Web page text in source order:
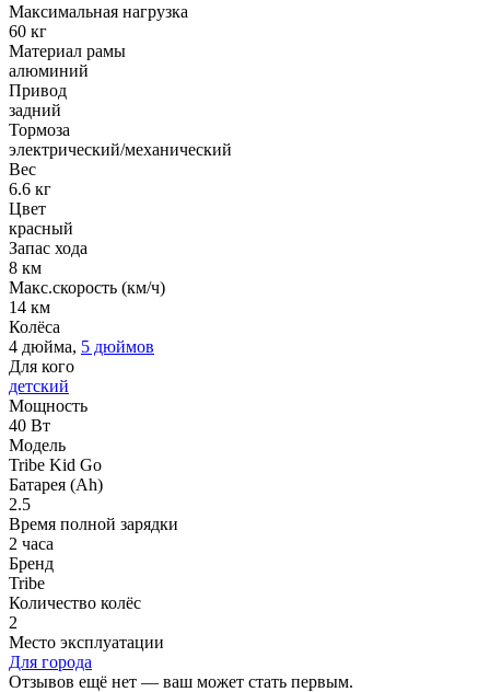
Максимальная нагрузка
60 кг
Материал рамы
алюминий
Привод
задний
Тормоза
электрический/механический
Вес
6.6 кг
Цвет
красный
Запас хода
8 км
Макс.скорость (км/ч)
14 км
Колёса
4 дюйма, 5 дюймов
Для кого
детский
Мощность
40 Вт
Модель
Tribe Kid Go
Батарея (Ah)
2.5
Время полной зарядки
2 часа
Бренд
Tribe
Количество колёс
2
Место эксплуатации
Для города
Отзывов ещё нет — ваш может стать первым.